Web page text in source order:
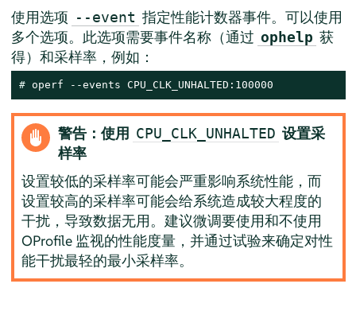
使用选项 --event 指定性能计数器事件。可以使用
多个选项。此选项需要事件名称（通过 ophelp 获
得）和采样率，例如：
# operf --events CPU_CLK_UNHALTED:100000
警告：使用 CPU_CLK_UNHALTED 设置采
样率
设置较低的采样率可能会严重影响系统性能，而
设置较高的采样率可能会给系统造成较大程度的
干扰，导致数据无用。建议微调要使用和不使用
OProfile 监视的性能度量，并通过试验来确定对性
能干扰最轻的最小采样率。